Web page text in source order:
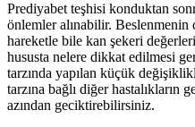
Prediyabet teşhisi konduktan
önlemler alınabilir. Beslenmenin
hareketle bile kan şekeri
hususta nelere dikkat edilmesi
tarzında yapılan küçük
tarzına bağlı diğer hastalıkların
azından geciktirebilirsiniz.